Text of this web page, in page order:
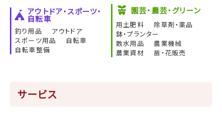
アウトドア・スポーツ・
自転車
釣り用品
アウトドア
スポーツ用品
自転車
自転車整備
園芸・農芸・グリーン
用土肥料
除草剤・薬品
鉢・プランター
散水用品
農業機械
農業資材
苗・花販売
サービス